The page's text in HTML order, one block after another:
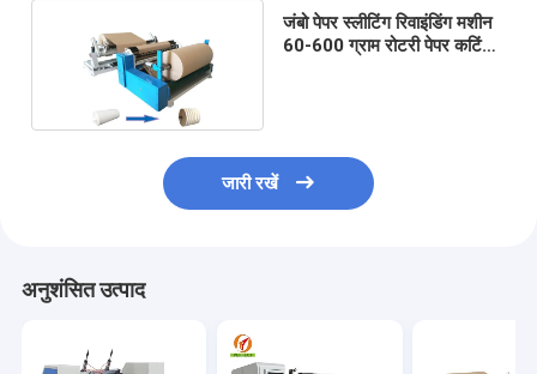
जंबो पेपर स्लीटिंग रिवाइंडिंग मशीन
60-600 ग्राम रोटरी पेपर कटिंग
जारी रखें
अनुशंसित उत्पाद